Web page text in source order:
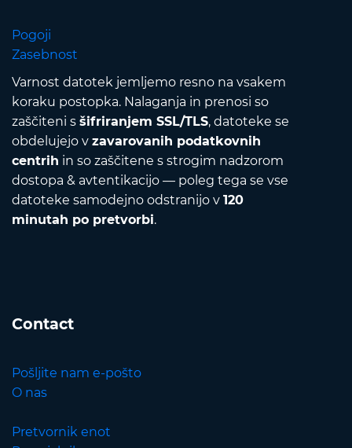
Pogoji
Zasebnost
Varnost datotek jemljemo resno na vsakem
koraku postopka. Nalaganja in prenosi so
zaščiteni s šifriranjem SSL/TLS, datoteke se
obdelujejo v zavarovanih podatkovnih
centrih in so zaščitene s strogim nadzorom
dostopa & avtentikacijo — poleg tega se vse
datoteke samodejno odstranijo v 120
minutah po pretvorbi.
Contact
Pošljite nam e-pošto
O nas
Pretvornik enot